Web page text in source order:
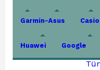
Garmin-Asus Casio
Huawei Google